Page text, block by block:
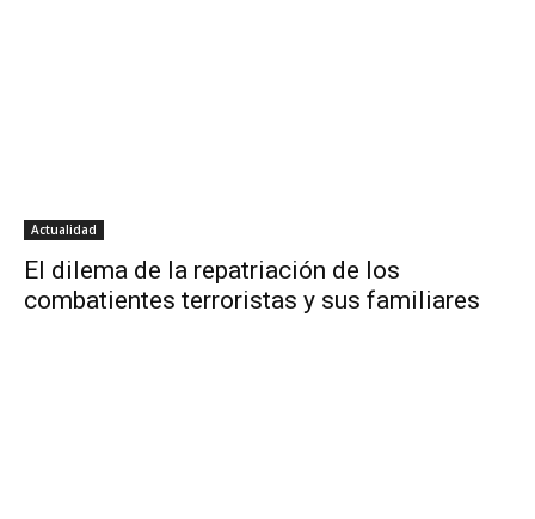
Actualidad
El dilema de la repatriación de los
combatientes terroristas y sus familiares